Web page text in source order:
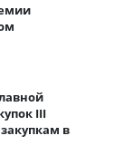
III
в